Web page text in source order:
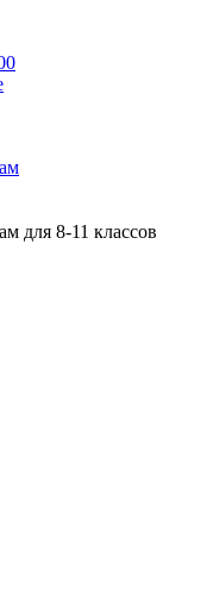
для 8-11 классов